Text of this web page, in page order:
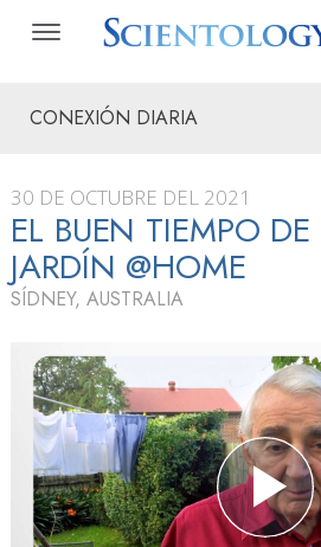
CONEXIÓN DIARIA
30 DE OCTUBRE DEL 2021
EL BUEN TIEMPO DE
JARDÍN @HOME
SÍDNEY, AUSTRALIA